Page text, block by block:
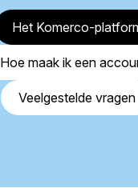
Het Komerco-
Hoe maak ik een
Veelgestelde vragen